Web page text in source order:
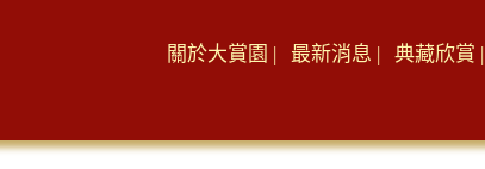
關於大賞園 | 最新消息 | 典藏欣賞 |